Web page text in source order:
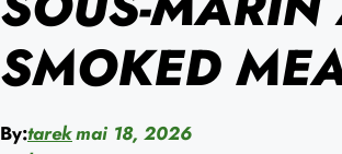
SMOKED
By:tarekmai 18, 2026